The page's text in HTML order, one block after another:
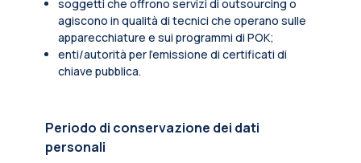
soggetti che offrono servizi di outsourcing o
agiscono in qualità di tecnici che operano sulle
apparecchiature e sui programmi di POK;
enti/autorità per l'emissione di certificati di
chiave pubblica.
Periodo di conservazione dei dati
personali